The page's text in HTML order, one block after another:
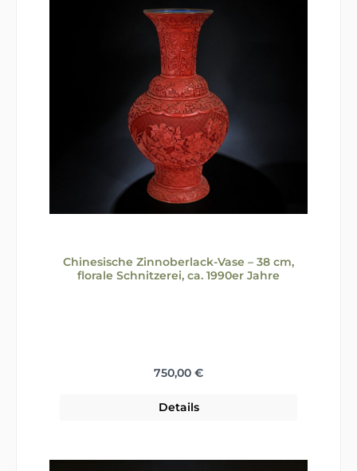
Chinesische Zinnoberlack-Vase – 38 cm,
florale Schnitzerei, ca. 1990er Jahre
Regulärer Preis:
750,00 €
Details